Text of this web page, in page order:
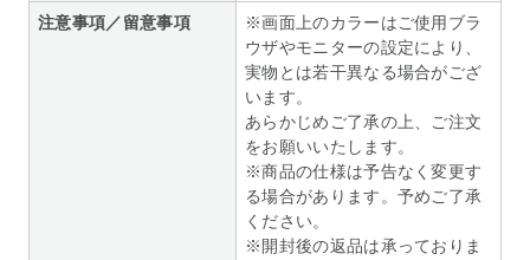
注意事項／留意事項
※画面上のカラーはご使用ブラ
ウザやモニターの設定により、
実物とは若干異なる場合がござ
います。
あらかじめご了承の上、ご注文
をお願いいたします。
※商品の仕様は予告なく変更す
る場合があります。予めご了承
ください。
※開封後の返品は承っておりま